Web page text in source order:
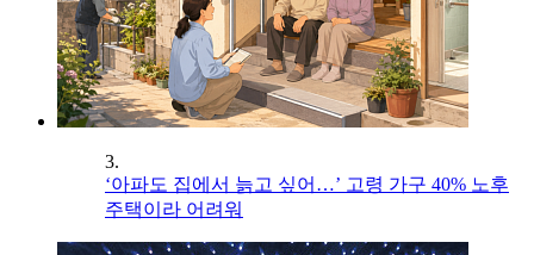
3.
‘아파도 집에서 늙고 싶어…’ 고령 가구 40% 노후
주택이라 어려워